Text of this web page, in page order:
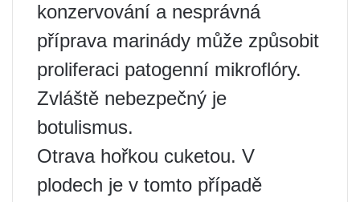
konzervování a nesprávná
příprava marinády může způsobit
proliferaci patogenní mikroflóry.
Zvláště nebezpečný je
botulismus.
Otrava hořkou cuketou. V
plodech je v tomto případě